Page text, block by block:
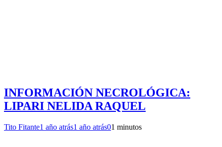
INFORMACIÓN NECROLÓGICA:
LIPARI NELIDA RAQUEL
Tito Fitante1 año atrás1 año atrás01 minutos